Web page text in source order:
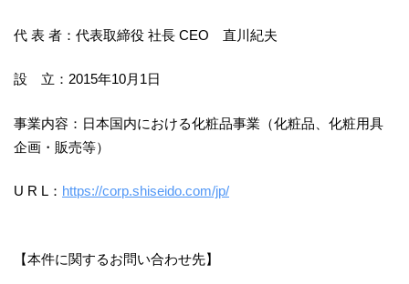
代 表 者：代表取締役 社長 CEO 直川紀夫
設 立：2015年10月1日
事業内容：日本国内における化粧品事業（化粧品、化粧用具
企画・販売等）
U R L： https://corp.shiseido.com/jp/
【本件に関するお問い合わせ先】